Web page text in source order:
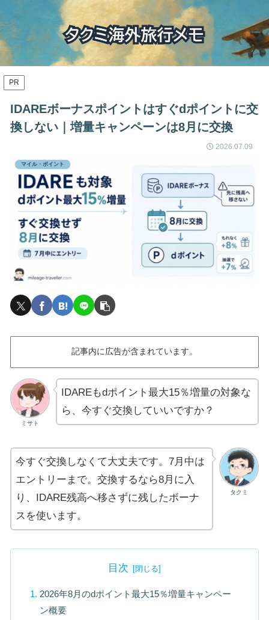
PR
IDAREボーナスポイントはすぐdポイントに交
換しない｜増量キャンペーンは8月に交換
2026.07.09
マイル・ポイント
記事内に広告が含まれています。
ミサト
IDAREもdポイント最大15％増量の対象な
ら、今すぐ交換していいですか？
タクミ
今すぐ交換しなくて大丈夫です。7月中は
エントリーまで。交換するなら8月に入
り、IDARE残高へ移さずに残したボーナ
スを使います。
目次
2026年8月のdポイント最大15％増量キャンペー
ン概要